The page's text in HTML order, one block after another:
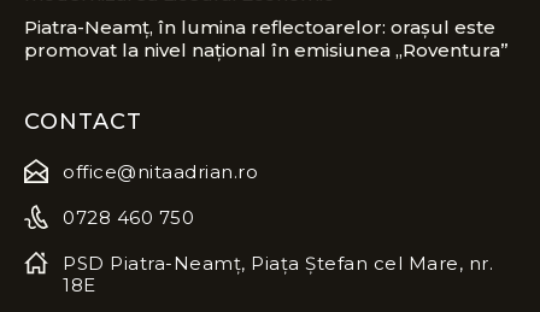
Piatra-Neamț, în lumina reflectoarelor: orașul este
promovat la nivel național în emisiunea „Roventura”
CONTACT
office@nitaadrian.ro
0728 460 750
PSD Piatra-Neamț, Piața Ștefan cel Mare, nr.
18E